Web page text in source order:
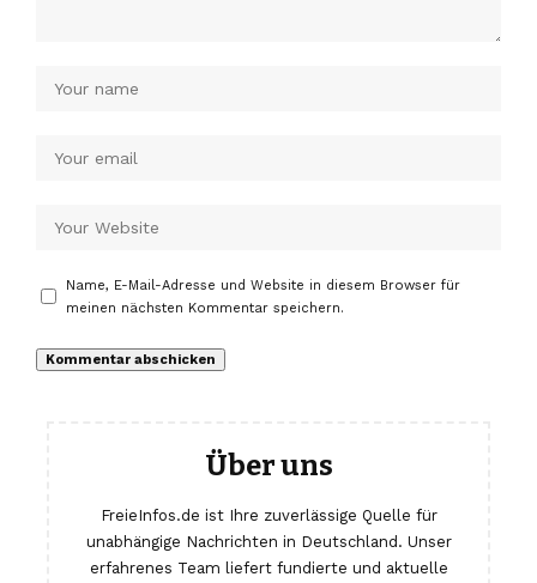
Name, E-Mail-Adresse und Website in diesem Browser für
meinen nächsten Kommentar speichern.
Über uns
FreieInfos.de ist Ihre zuverlässige Quelle für
unabhängige Nachrichten in Deutschland. Unser
erfahrenes Team liefert fundierte und aktuelle